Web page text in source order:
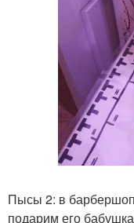
Пысы 2: в
подарим его